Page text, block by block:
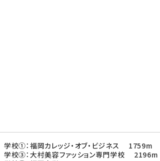
学校①：福岡カレッジ・オブ・ビジネス 1759m
学校③：大村美容ファッション専門学校 2196m